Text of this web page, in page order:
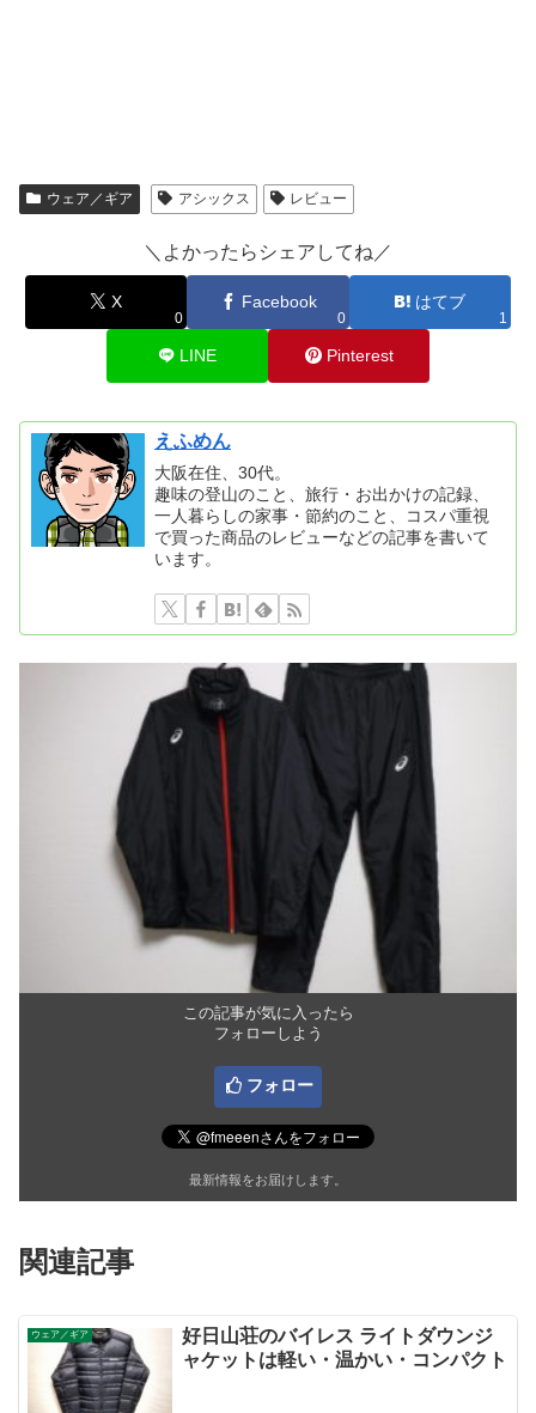
ウェア／ギア アシックス レビュー
＼よかったらシェアしてね／
X
0
Facebook
0
はてブ
1
LINE Pinterest
えふめん
大阪在住、30代。
趣味の登山のこと、旅行・お出かけの記録、
一人暮らしの家事・節約のこと、コスパ重視
で買った商品のレビューなどの記事を書いて
います。
この記事が気に入ったら
フォローしよう
フォロー
最新情報をお届けします。
関連記事
ウェア／ギア
好日山荘のバイレス ライトダウンジ
ャケットは軽い・温かい・コンパクト